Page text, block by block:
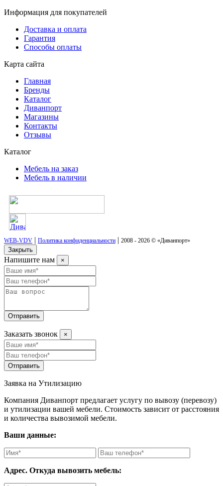
Информация для покупателей
Доставка и оплата
Гарантия
Способы оплаты
Карта сайта
Главная
Бренды
Каталог
Диванпорт
Магазины
Контакты
Отзывы
Каталог
Мебель на заказ
Мебель в наличии
WEB-VDV | Политика конфиденциальности | 2008 - 2026 © «Диванпорт»
Закрыть
Напишите нам ×
Отправить
Заказать звонок ×
Отправить
Заявка на Утилизацию
Компания Диванпорт предлагает услугу по вывозу (перевозу)
и утилизации вашей мебели. Стоимость зависит от расстояния
и количества вывозимой мебели.
Ваши данные:
Адрес. Откуда вывозить мебель: